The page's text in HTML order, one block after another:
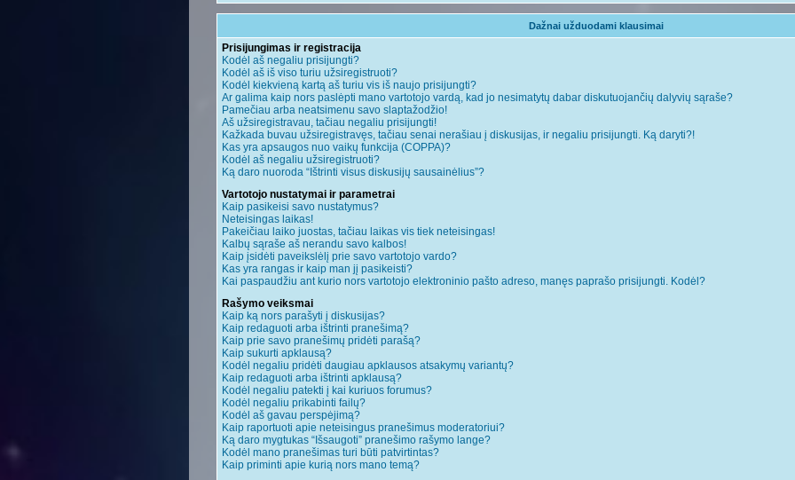
Dažnai užduodami klausimai
Prisijungimas ir registracija
Kodėl aš negaliu prisijungti?
Kodėl aš iš viso turiu užsiregistruoti?
Kodėl kiekvieną kartą aš turiu vis iš naujo prisijungti?
Ar galima kaip nors paslėpti mano vartotojo vardą, kad jo nesimatytų dabar diskutuojančių dalyvių sąraše?
Pamečiau arba neatsimenu savo slaptažodžio!
Aš užsiregistravau, tačiau negaliu prisijungti!
Kažkada buvau užsiregistravęs, tačiau senai nerašiau į diskusijas, ir negaliu prisijungti. Ką daryti?!
Kas yra apsaugos nuo vaikų funkcija (COPPA)?
Kodėl aš negaliu užsiregistruoti?
Ką daro nuoroda “Ištrinti visus diskusijų sausainėlius”?
Vartotojo nustatymai ir parametrai
Kaip pasikeisi savo nustatymus?
Neteisingas laikas!
Pakeičiau laiko juostas, tačiau laikas vis tiek neteisingas!
Kalbų sąraše aš nerandu savo kalbos!
Kaip įsidėti paveikslėlį prie savo vartotojo vardo?
Kas yra rangas ir kaip man jį pasikeisti?
Kai paspaudžiu ant kurio nors vartotojo elektroninio pašto adreso, manęs paprašo prisijungti. Kodėl?
Rašymo veiksmai
Kaip ką nors parašyti į diskusijas?
Kaip redaguoti arba ištrinti pranešimą?
Kaip prie savo pranešimų pridėti parašą?
Kaip sukurti apklausą?
Kodėl negaliu pridėti daugiau apklausos atsakymų variantų?
Kaip redaguoti arba ištrinti apklausą?
Kodėl negaliu patekti į kai kuriuos forumus?
Kodėl negaliu prikabinti failų?
Kodėl aš gavau perspėjimą?
Kaip raportuoti apie neteisingus pranešimus moderatoriui?
Ką daro mygtukas “Išsaugoti” pranešimo rašymo lange?
Kodėl mano pranešimas turi būti patvirtintas?
Kaip priminti apie kurią nors mano temą?